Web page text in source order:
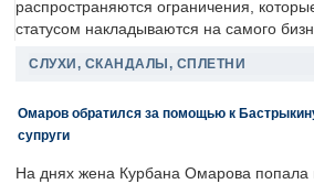
распространяются ограничения,
статусом накладываются на самого
СЛУХИ, СКАНДАЛЫ, СПЛЕТНИ
Омаров обратился за помощью к
супруги
На днях жена Курбана Омарова попала